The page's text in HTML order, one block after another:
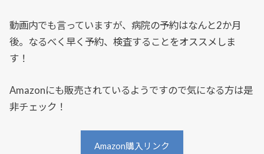
動画内でも言っていますが、病院の予約はなんと2か月
後。なるべく早く予約、検査することをオススメしま
す！
Amazonにも販売されているようですので気になる方は是
非チェック！
Amazon購入リンク